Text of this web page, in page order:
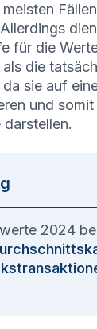
für die
die
sie auf
und somit
2024